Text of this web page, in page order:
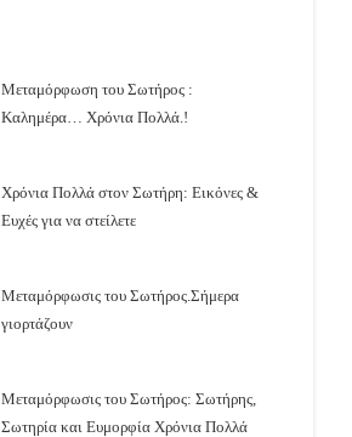
Μεταμόρφωση του Σωτήρος :
Καλημέρα… Χρόνια Πολλά.!
Χρόνια Πολλά στον Σωτήρη: Εικόνες &
Ευχές για να στείλετε
Μεταμόρφωσις του Σωτήρος.Σήμερα
γιορτάζουν
Μεταμόρφωσις του Σωτήρος: Σωτήρης,
Σωτηρία και Ευμορφία Χρόνια Πολλά